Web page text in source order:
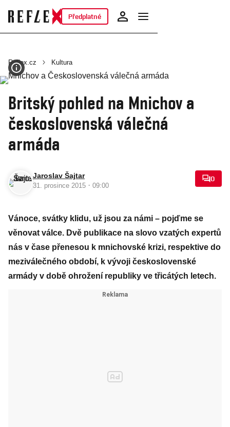
Předplatné
Reflex.cz Kultura
Britský pohled na Mnichov a
československá válečná
armáda
Jaroslav Šajtar
31. prosince 2015 · 09:00
0
Vánoce, svátky klidu, už jsou za námi – pojďme se
věnovat válce. Dvě publikace na slovo vzatých expertů
nás v čase přenesou k mnichovské krizi, respektive do
meziválečného období, k vývoji československé
armády v době ohrožení republiky ve třicátých letech.